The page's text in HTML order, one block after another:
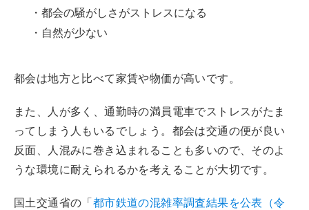
・都会の騒がしさがストレスになる
・自然が少ない
都会は地方と比べて家賃や物価が高いです。
また、人が多く、通勤時の満員電車でストレスがたま
ってしまう人もいるでしょう。都会は交通の便が良い
反面、人混みに巻き込まれることも多いので、そのよ
うな環境に耐えられるかを考えることが大切です。
国土交通省の「都市鉄道の混雑率調査結果を公表（令